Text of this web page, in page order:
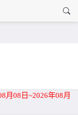
月08日~2026年08月